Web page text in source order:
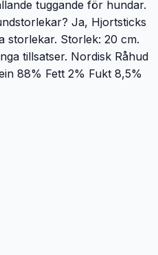
tuggande för hundar.
Ja, Hjortsticks
storlekar. Storlek: 20 cm.
tillsatser. Nordisk Råhud
88% Fett 2% Fukt 8,5%